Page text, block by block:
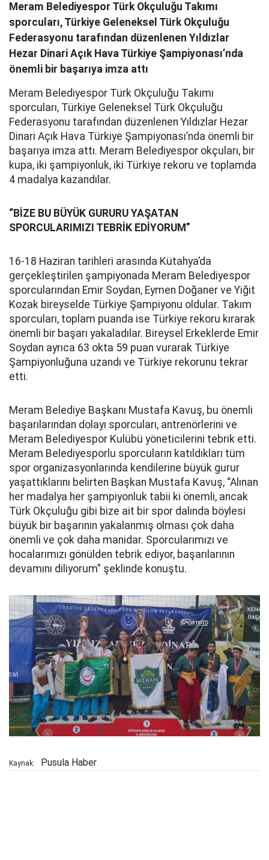
Meram Belediyespor Türk Okçuluğu Takımı
sporcuları, Türkiye Geleneksel Türk Okçuluğu
Federasyonu tarafından düzenlenen Yıldızlar
Hezar Dinari Açık Hava Türkiye Şampiyonası’nda
önemli bir başarıya imza attı
Meram Belediyespor Türk Okçuluğu Takımı
sporcuları, Türkiye Geleneksel Türk Okçuluğu
Federasyonu tarafından düzenlenen Yıldızlar Hezar
Dinari Açık Hava Türkiye Şampiyonası’nda önemli bir
başarıya imza attı. Meram Belediyespor okçuları, bir
kupa, iki şampiyonluk, iki Türkiye rekoru ve toplamda
4 madalya kazandılar.
“BİZE BU BÜYÜK GURURU YAŞATAN
SPORCULARIMIZI TEBRİK EDİYORUM”
16-18 Haziran tarihleri arasında Kütahya’da
gerçekleştirilen şampiyonada Meram Belediyespor
sporcularından Emir Soydan, Eymen Doğaner ve Yiğit
Kozak bireyselde Türkiye Şampiyonu oldular. Takım
sporcuları, toplam puanda ise Türkiye rekoru kırarak
önemli bir başarı yakaladılar. Bireysel Erkeklerde Emir
Soydan ayrıca 63 okta 59 puan vurarak Türkiye
Şampiyonluğuna uzandı ve Türkiye rekorunu tekrar
etti.
Meram Belediye Başkanı Mustafa Kavuş, bu önemli
başarılarından dolayı sporcuları, antrenörlerini ve
Meram Belediyespor Kulübü yöneticilerini tebrik etti.
Meram Belediyesporlu sporcuların katıldıkları tüm
spor organizasyonlarında kendilerine büyük gurur
yaşattıklarını belirten Başkan Mustafa Kavuş, “Alınan
her madalya her şampiyonluk tabii ki önemli, ancak
Türk Okçuluğu gibi bize ait bir spor dalında böylesi
büyük bir başarının yakalanmış olması çok daha
önemli ve çok daha manidar. Sporcularımızı ve
hocalarımızı gönülden tebrik ediyor, başarılarının
devamını diliyorum” şeklinde konuştu.
Kaynak: Pusula Haber